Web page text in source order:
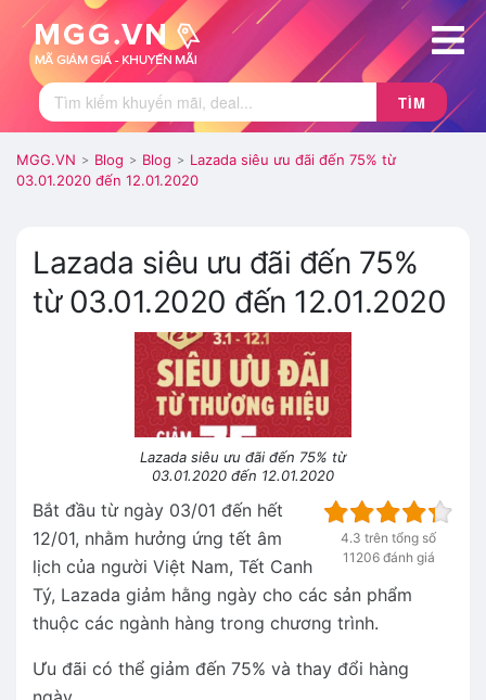
TÌM
MGG.VN > Blog > Blog > Lazada siêu ưu đãi đến 75% từ
03.01.2020 đến 12.01.2020
Lazada siêu ưu đãi đến 75%
từ 03.01.2020 đến 12.01.2020
Lazada siêu ưu đãi đến 75% từ
03.01.2020 đến 12.01.2020
4.3 trên tổng số
11206 đánh giá
Bắt đầu từ ngày 03/01 đến hết
12/01, nhằm hưởng ứng tết âm
lịch của người Việt Nam, Tết Canh
Tý, Lazada giảm hằng ngày cho các sản phẩm
thuộc các ngành hàng trong chương trình.
Ưu đãi có thể giảm đến 75% và thay đổi hàng